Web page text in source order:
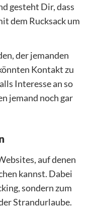
gesteht Dir, dass
dem Rucksack um
der jemanden
Kontakt zu
Interesse an so
jemand noch gar
auf denen
kannst. Dabei
sondern zum
Strandurlaube.